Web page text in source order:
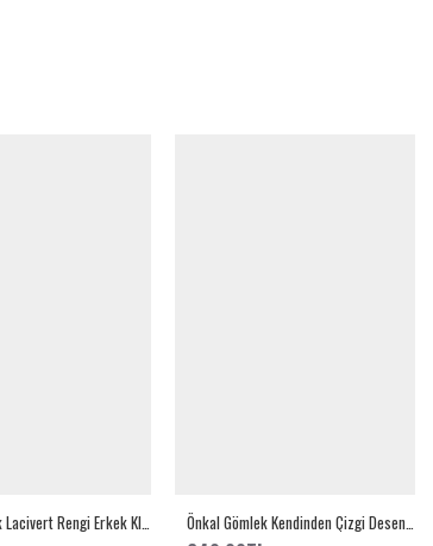
Önkal Gömlek Lacivert Rengi Erkek Klasik Kesim Mevsimlik Kumaş Pantolon ONKALLACİVERT194 Önkal Gömlek Kendinden Çizgi Desenli Buz Mavi Kısa Kollu Yakası Düğmeli Klasik Kesim Yazlık Erkek Gömlek